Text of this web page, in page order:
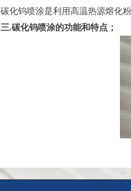
碳化钨喷涂是利用高温热源熔化
三.碳化钨喷涂的功能和特点；